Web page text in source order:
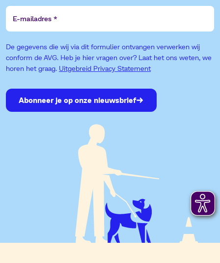
E-
mailadres
De gegevens die wij via dit formulier ontvangen verwerken wij
conform de AVG. Heb je hier vragen over? Laat het ons weten, we
horen het graag. Uitgebreid Privacy Statement
Abonneer je op onze nieuwsbrief